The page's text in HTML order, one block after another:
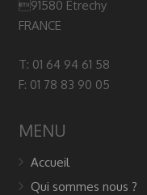
91580 Etrechy
FRANCE
T: 01 64 94 61 58
F: 01 78 83 90 05
MENU
Accueil
Qui sommes nous ?